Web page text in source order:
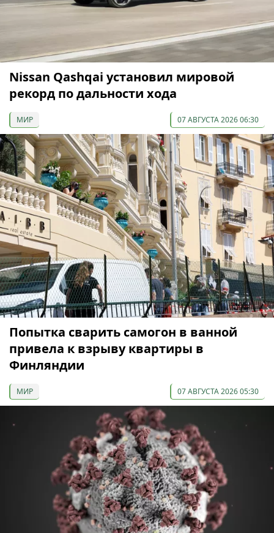
Nissan Qashqai установил мировой
рекорд по дальности хода
МИР 07 АВГУСТА 2026 06:30
Попытка сварить самогон в ванной
привела к взрыву квартиры в
Финляндии
МИР 07 АВГУСТА 2026 05:30